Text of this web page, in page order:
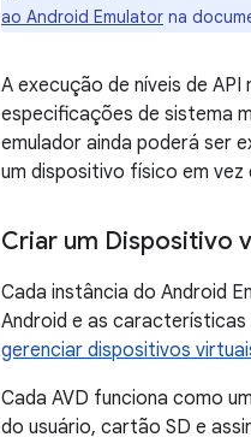
ao Android Emulator na
A execução de níveis de
especificações de sistema
emulador ainda poderá ser
um dispositivo físico em
Criar um Dispositivo
Cada instância do Android
Android e as características
gerenciar dispositivos
Cada AVD funciona como
do usuário, cartão SD e